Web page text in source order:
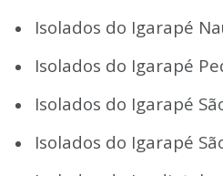
Isolados do Igarapé
Isolados do Igarapé
Isolados do Igarapé
Isolados do Igarapé